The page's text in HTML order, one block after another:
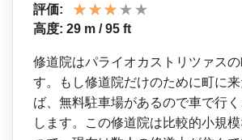
評価:
高度: 29 m / 95 ft
修道院はパライオカストリツ­ァスの
す。もし修道院だけのために町に
ば、無料駐車場があるので車で行
します。この修道院は比較的小規